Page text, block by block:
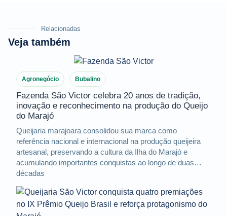
Relacionadas
Veja também
Agronegócio Bubalino
Fazenda São Victor celebra 20 anos de tradição,
inovação e reconhecimento na produção do Queijo
do Marajó
Queijaria marajoara consolidou sua marca como
referência nacional e internacional na produção queijeira
artesanal, preservando a cultura da Ilha do Marajó e
acumulando importantes conquistas ao longo de duas
décadas